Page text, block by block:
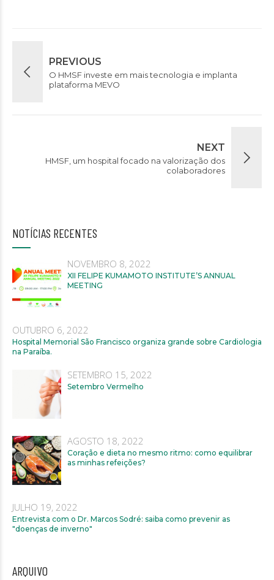
PREVIOUS
O HMSF investe em mais tecnologia e implanta
plataforma MEVO
NEXT
HMSF, um hospital focado na valorização dos
colaboradores
NOTÍCIAS RECENTES
NOVEMBRO 8, 2022
XII FELIPE KUMAMOTO INSTITUTE’S ANNUAL
MEETING
OUTUBRO 6, 2022
Hospital Memorial São Francisco organiza grande sobre Cardiologia
na Paraíba.
SETEMBRO 15, 2022
Setembro Vermelho
AGOSTO 18, 2022
Coração e dieta no mesmo ritmo: como equilibrar
as minhas refeições?
JULHO 19, 2022
Entrevista com o Dr. Marcos Sodré: saiba como prevenir as
"doenças de inverno"
ARQUIVO